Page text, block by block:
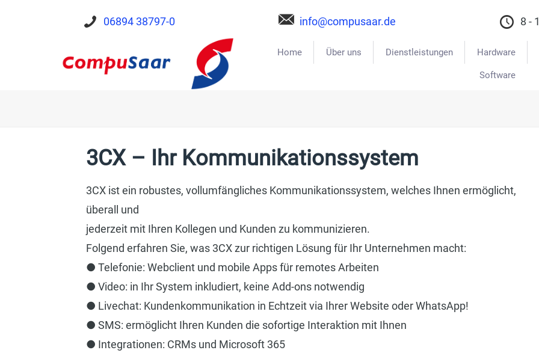
06894 38797-0 info@compusaar.de 8 -
Home Über uns Dienstleistungen Hardware
Software
3CX – Ihr Kommunikationssystem
3CX ist ein robustes, vollumfängliches Kommunikationssystem, welches Ihnen ermöglicht,
überall und
jederzeit mit Ihren Kollegen und Kunden zu kommunizieren.
Folgend erfahren Sie, was 3CX zur richtigen Lösung für Ihr Unternehmen macht:
● Telefonie: Webclient und mobile Apps für remotes Arbeiten
● Video: in Ihr System inkludiert, keine Add-ons notwendig
● Livechat: Kundenkommunikation in Echtzeit via Ihrer Website oder WhatsApp!
● SMS: ermöglicht Ihren Kunden die sofortige Interaktion mit Ihnen
● Integrationen: CRMs und Microsoft 365